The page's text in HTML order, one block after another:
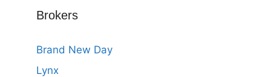
Brokers
Brand New Day
Lynx